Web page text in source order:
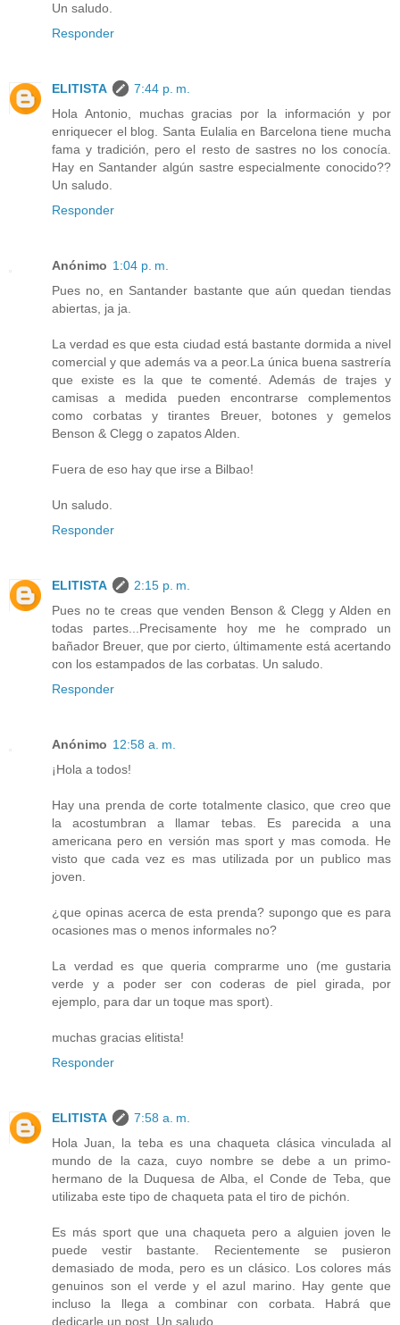
Un saludo.
Responder
ELITISTA
7:44 p. m.
Hola Antonio, muchas gracias por la información y por
enriquecer el blog. Santa Eulalia en Barcelona tiene mucha
fama y tradición, pero el resto de sastres no los conocía.
Hay en Santander algún sastre especialmente conocido??
Un saludo.
Responder
Anónimo 1:04 p. m.
Pues no, en Santander bastante que aún quedan tiendas
abiertas, ja ja.
La verdad es que esta ciudad está bastante dormida a nivel
comercial y que además va a peor.La única buena sastrería
que existe es la que te comenté. Además de trajes y
camisas a medida pueden encontrarse complementos
como corbatas y tirantes Breuer, botones y gemelos
Benson & Clegg o zapatos Alden.
Fuera de eso hay que irse a Bilbao!
Un saludo.
Responder
ELITISTA
2:15 p. m.
Pues no te creas que venden Benson & Clegg y Alden en
todas partes...Precisamente hoy me he comprado un
bañador Breuer, que por cierto, últimamente está acertando
con los estampados de las corbatas. Un saludo.
Responder
Anónimo 12:58 a. m.
¡Hola a todos!
Hay una prenda de corte totalmente clasico, que creo que
la acostumbran a llamar tebas. Es parecida a una
americana pero en versión mas sport y mas comoda. He
visto que cada vez es mas utilizada por un publico mas
joven.
¿que opinas acerca de esta prenda? supongo que es para
ocasiones mas o menos informales no?
La verdad es que queria comprarme uno (me gustaria
verde y a poder ser con coderas de piel girada, por
ejemplo, para dar un toque mas sport).
muchas gracias elitista!
Responder
ELITISTA
7:58 a. m.
Hola Juan, la teba es una chaqueta clásica vinculada al
mundo de la caza, cuyo nombre se debe a un primo-
hermano de la Duquesa de Alba, el Conde de Teba, que
utilizaba este tipo de chaqueta pata el tiro de pichón.
Es más sport que una chaqueta pero a alguien joven le
puede vestir bastante. Recientemente se pusieron
demasiado de moda, pero es un clásico. Los colores más
genuinos son el verde y el azul marino. Hay gente que
incluso la llega a combinar con corbata. Habrá que
dedicarle un post. Un saludo.